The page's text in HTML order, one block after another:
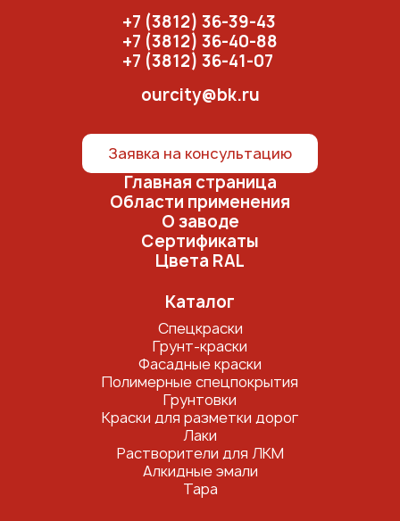
+7 (3812) 36-39-43
+7 (3812) 36-40-88
+7 (3812) 36-41-07
ourcity@bk.ru
Заявка на консультацию
Главная страница
Области применения
О заводе
Сертификаты
Цвета RAL
Каталог
Спецкраски
Грунт-краски
Фасадные краски
Полимерные спецпокрытия
Грунтовки
Краски для разметки дорог
Лаки
Растворители для ЛКМ
Алкидные эмали
Тара